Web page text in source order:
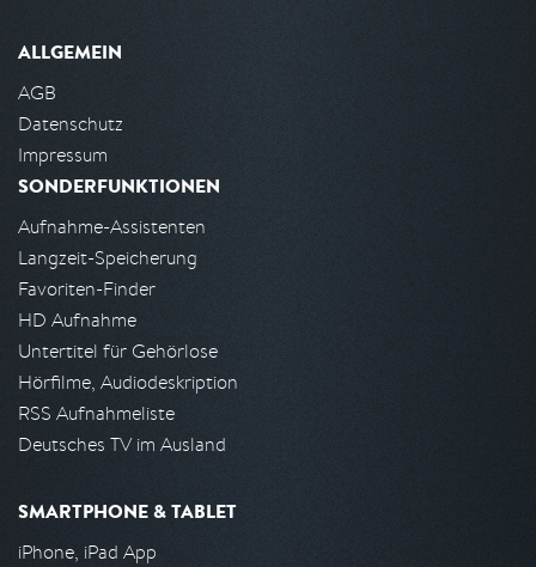
ALLGEMEIN
AGB
Datenschutz
Impressum
SONDERFUNKTIONEN
Aufnahme-Assistenten
Langzeit-Speicherung
Favoriten-Finder
HD Aufnahme
Untertitel für Gehörlose
Hörfilme, Audiodeskription
RSS Aufnahmeliste
Deutsches TV im Ausland
SMARTPHONE & TABLET
iPhone, iPad App